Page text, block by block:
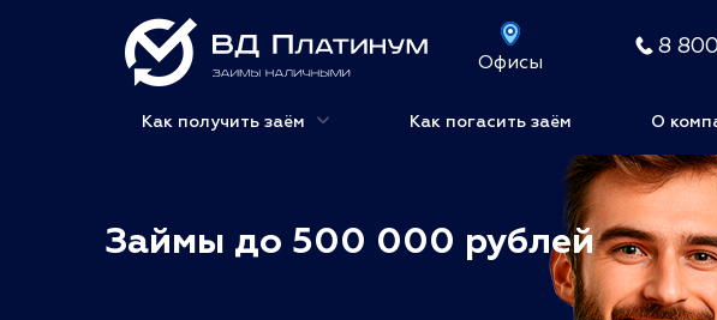
Офисы
8
Как получить заём Как погасить заём О
Займы до 500 000 рублей